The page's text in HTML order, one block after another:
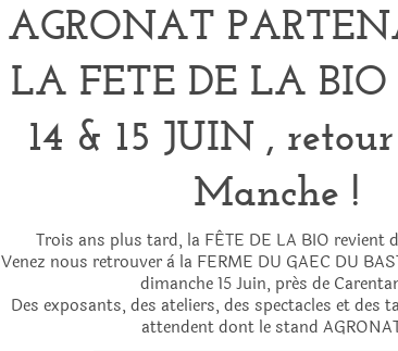
AGRONAT
LA FETE DE
14 & 15 JUIN ,
Manche !
Trois ans plus tard, la FÊTE DE LA BIO revient
Venez nous retrouver à la FERME DU GAEC DU
dimanche 15 Juin, prés de
Des exposants, des ateliers, des spectacles et des
attendent dont le stand